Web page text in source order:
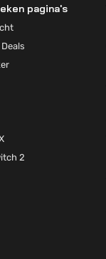
pagina's
2